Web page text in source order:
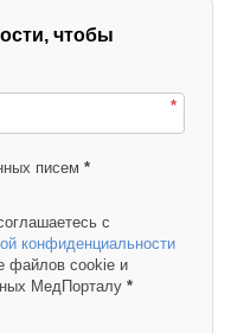
чтобы
*
писем *
с
конфиденциальности
файлов cookie и
МедПорталу *